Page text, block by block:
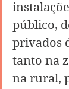
público,
privados
tanto na
na rural,